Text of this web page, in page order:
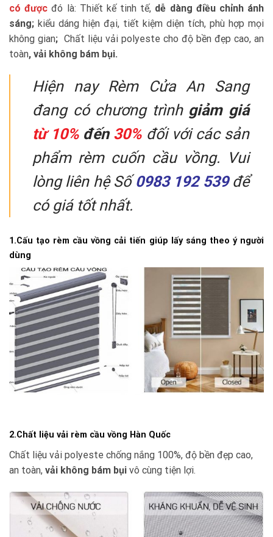
có được đó là: Thiết kế tinh tế, dễ dàng điều chỉnh ánh
sáng; kiểu dáng hiện đại, tiết kiệm diện tích, phù hợp mọi
không gian; Chất liệu vải polyeste cho độ bền đẹp cao, an
toàn, vải không bám bụi.
Hiện nay Rèm Cửa An Sang
đang có chương trình giảm giá
từ 10% đến 30%đối với các sản
phẩm rèm cuốn cầu vồng. Vui
lòng liên hệ Số0983 192 539 để
có giá tốt nhất.
1.Cấu tạo rèm cầu vồng cải tiến giúp lấy sáng theo ý người
dùng
2.Chất liệu vải rèm cầu vồng Hàn Quốc
Chất liệu vải polyeste chống nắng 100%, độ bền đẹp cao,
an toàn, vải không bám bụi vô cùng tiện lợi.